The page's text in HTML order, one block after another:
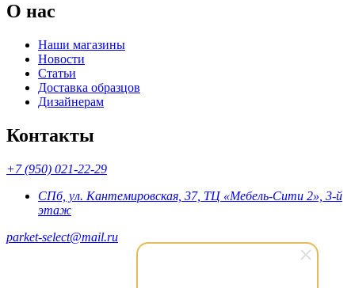
О нас
Наши магазины
Новости
Статьи
Доставка образцов
Дизайнерам
Контакты
+7 (950) 021-22-29
СПб, ул. Кантемировская, 37, ТЦ «Мебель-Сити 2», 3-й
этаж
parket-select@mail.ru